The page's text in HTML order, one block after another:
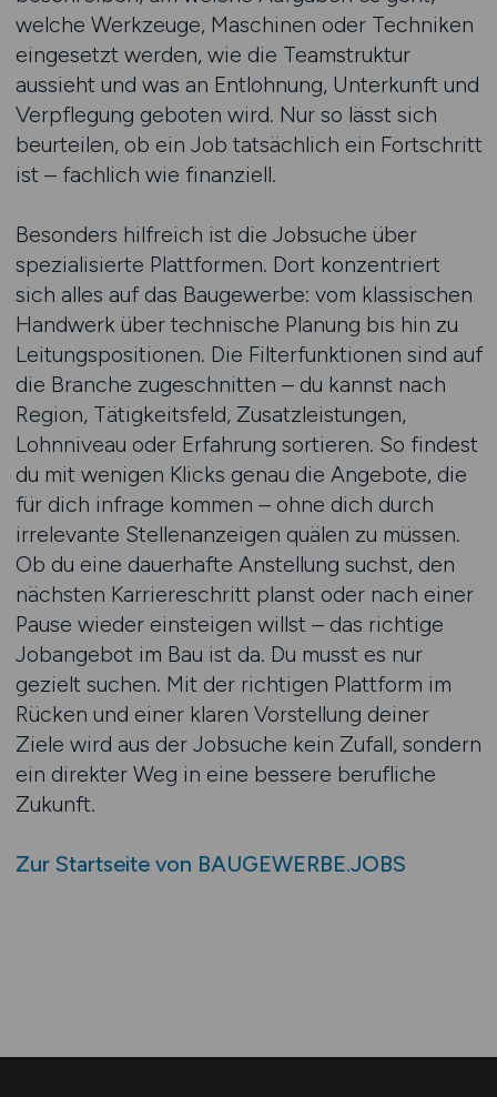
welche Werkzeuge, Maschinen oder Techniken
eingesetzt werden, wie die Teamstruktur
aussieht und was an Entlohnung, Unterkunft und
Verpflegung geboten wird. Nur so lässt sich
beurteilen, ob ein Job tatsächlich ein Fortschritt
ist – fachlich wie finanziell.
Besonders hilfreich ist die Jobsuche über
spezialisierte Plattformen. Dort konzentriert
sich alles auf das Baugewerbe: vom klassischen
Handwerk über technische Planung bis hin zu
Leitungspositionen. Die Filterfunktionen sind auf
die Branche zugeschnitten – du kannst nach
Region, Tätigkeitsfeld, Zusatzleistungen,
Lohnniveau oder Erfahrung sortieren. So findest
du mit wenigen Klicks genau die Angebote, die
für dich infrage kommen – ohne dich durch
irrelevante Stellenanzeigen quälen zu müssen.
Ob du eine dauerhafte Anstellung suchst, den
nächsten Karriereschritt planst oder nach einer
Pause wieder einsteigen willst – das richtige
Jobangebot im Bau ist da. Du musst es nur
gezielt suchen. Mit der richtigen Plattform im
Rücken und einer klaren Vorstellung deiner
Ziele wird aus der Jobsuche kein Zufall, sondern
ein direkter Weg in eine bessere berufliche
Zukunft.
Zur Startseite von BAUGEWERBE.JOBS